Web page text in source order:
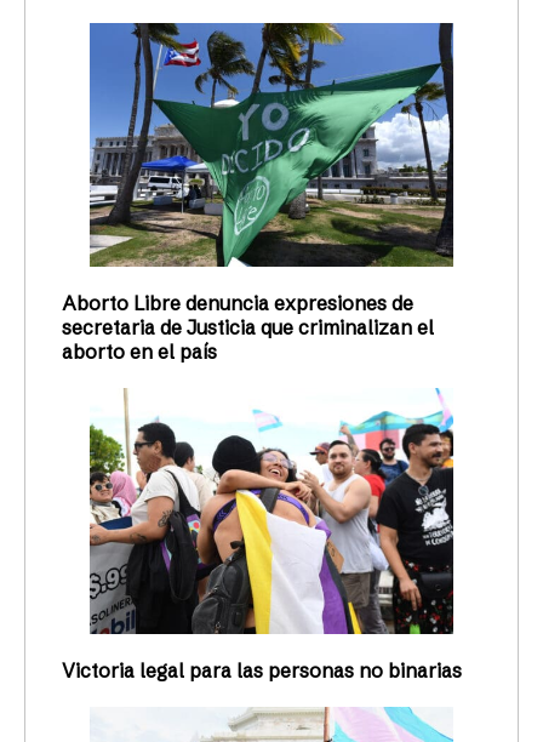
Aborto Libre denuncia expresiones de
secretaria de Justicia que criminalizan el
aborto en el país
Victoria legal para las personas no binarias